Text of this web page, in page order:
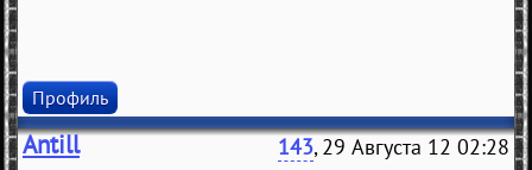
Профиль
Antill 143, 29 Августа 12 02:28